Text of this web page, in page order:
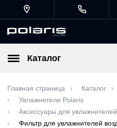
Каталог
Главная страница Каталог
Увлажнители Polaris
Аксессуары для
Фильтр для увлажнителей